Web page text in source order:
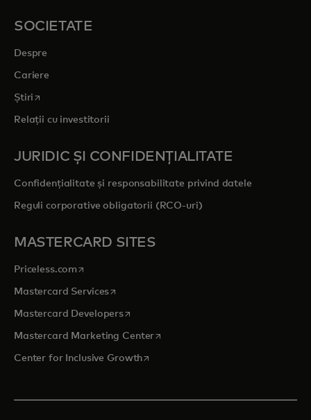
SOCIETATE
Despre
Cariere
Știri opens in a new tab
Relații cu investitorii
JURIDIC ȘI CONFIDENȚIALITATE
Confidențialitate și responsabilitate privind datele
Reguli corporative obligatorii (RCO-uri)
MASTERCARD SITES
Priceless.com opens in a new tab
Mastercard Servicesopens in a new tab
Mastercard Developersopens in a new tab
Mastercard Marketing Centeropens in a new tab
Center for Inclusive Growthopens in a new tab